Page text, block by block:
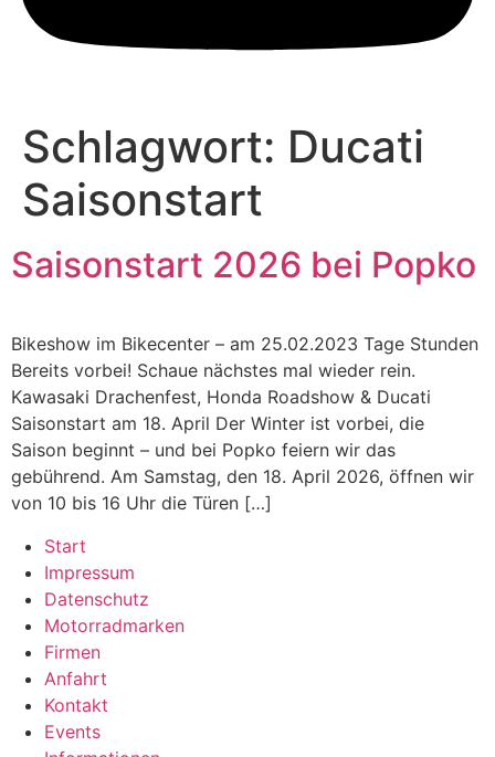
Schlagwort: Ducati
Saisonstart
Saisonstart 2026 bei Popko
Bikeshow im Bikecenter – am 25.02.2023 Tage Stunden
Bereits vorbei! Schaue nächstes mal wieder rein.
Kawasaki Drachenfest, Honda Roadshow & Ducati
Saisonstart am 18. April Der Winter ist vorbei, die
Saison beginnt – und bei Popko feiern wir das
gebührend. Am Samstag, den 18. April 2026, öffnen wir
von 10 bis 16 Uhr die Türen […]
Start
Impressum
Datenschutz
Motorradmarken
Firmen
Anfahrt
Kontakt
Events